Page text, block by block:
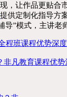
，让作品更贴
提供定制化指导方
导”模式，主讲
程班课程优势深
非凡教育课程优